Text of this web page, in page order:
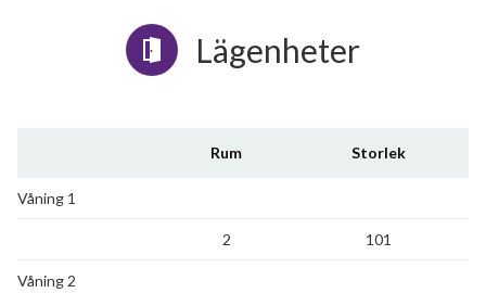
Lägenheter
Rum Storlek
Våning 1
2 101
Våning 2